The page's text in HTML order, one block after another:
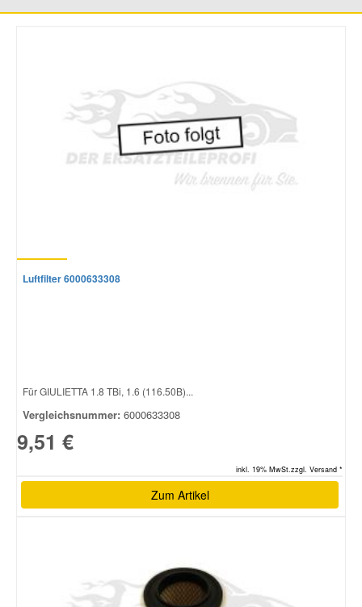
Luftfilter 6000633308
Für GIULIETTA 1.8 TBi, 1.6 (116.50B)...
Vergleichsnummer: 6000633308
9,51 €
inkl. 19% MwSt.zzgl. Versand *
Zum Artikel
Nissan Ersatzteile
Seat Ersatzteile
Skoda Ersatzteile
Toyota Ersatzteile